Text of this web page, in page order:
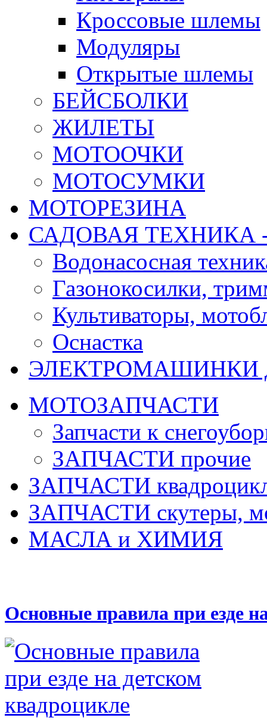
Кроссовые шлемы
Модуляры
Открытые шлемы
БЕЙСБОЛКИ
ЖИЛЕТЫ
МОТООЧКИ
МОТОСУМКИ
МОТОРЕЗИНА
САДОВАЯ ТЕХНИКА
Водонасосная
Газонокосилки,
Культиваторы,
Оснастка
ЭЛЕКТРОМАШИНКИ
МОТОЗАПЧАСТИ
Запчасти к
ЗАПЧАСТИ прочие
ЗАПЧАСТИ
ЗАПЧАСТИ скутеры,
МАСЛА и ХИМИЯ
Основные правила при езде